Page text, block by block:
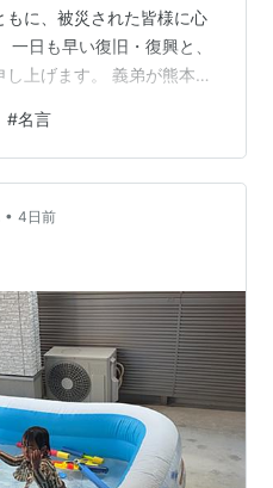
もに、被災された皆様に心
日も早い復旧・復興と、
上げます。 義弟が熊本市
でした。 近況は、先週の
ョンを訪ねました。すぐ
来でした。 孫Ⅲ(孫娘)１歳１
ました。もう、すっか
なく、マグネットのおも
#名言
• 4日前